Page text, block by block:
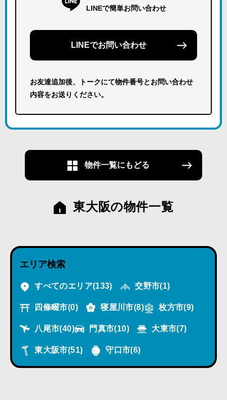
LINEで簡単お問い合わせ
LINEでお問い合わせ
お友達追加後、トークにて物件番号とお問い合わせ
内容をお送りください。
物件一覧にもどる
東大阪の物件一覧
エリア検索
すべてのエリア(133) 交野市(1)
四條畷市(0) 寝屋川市(8) 枚方市(9)
八尾市(40) 門真市(10) 大東市(7)
東大阪市(51) 守口市(6)